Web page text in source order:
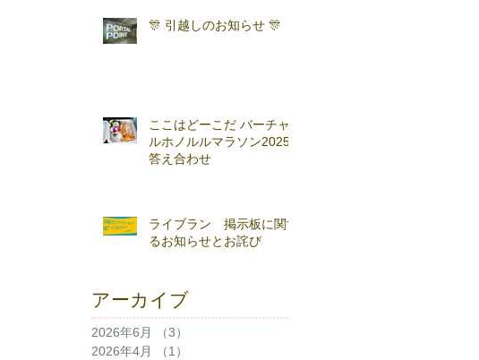
🎊 引越しのお知らせ 🎊
ここはどーこだ バーチャ
ルホノルルマラソン2025
答え合わせ
ライブラン 掲示板に関す
るお知らせとお詫び
アーカイブ
2026年6月 （3）
2026年4月
（1）